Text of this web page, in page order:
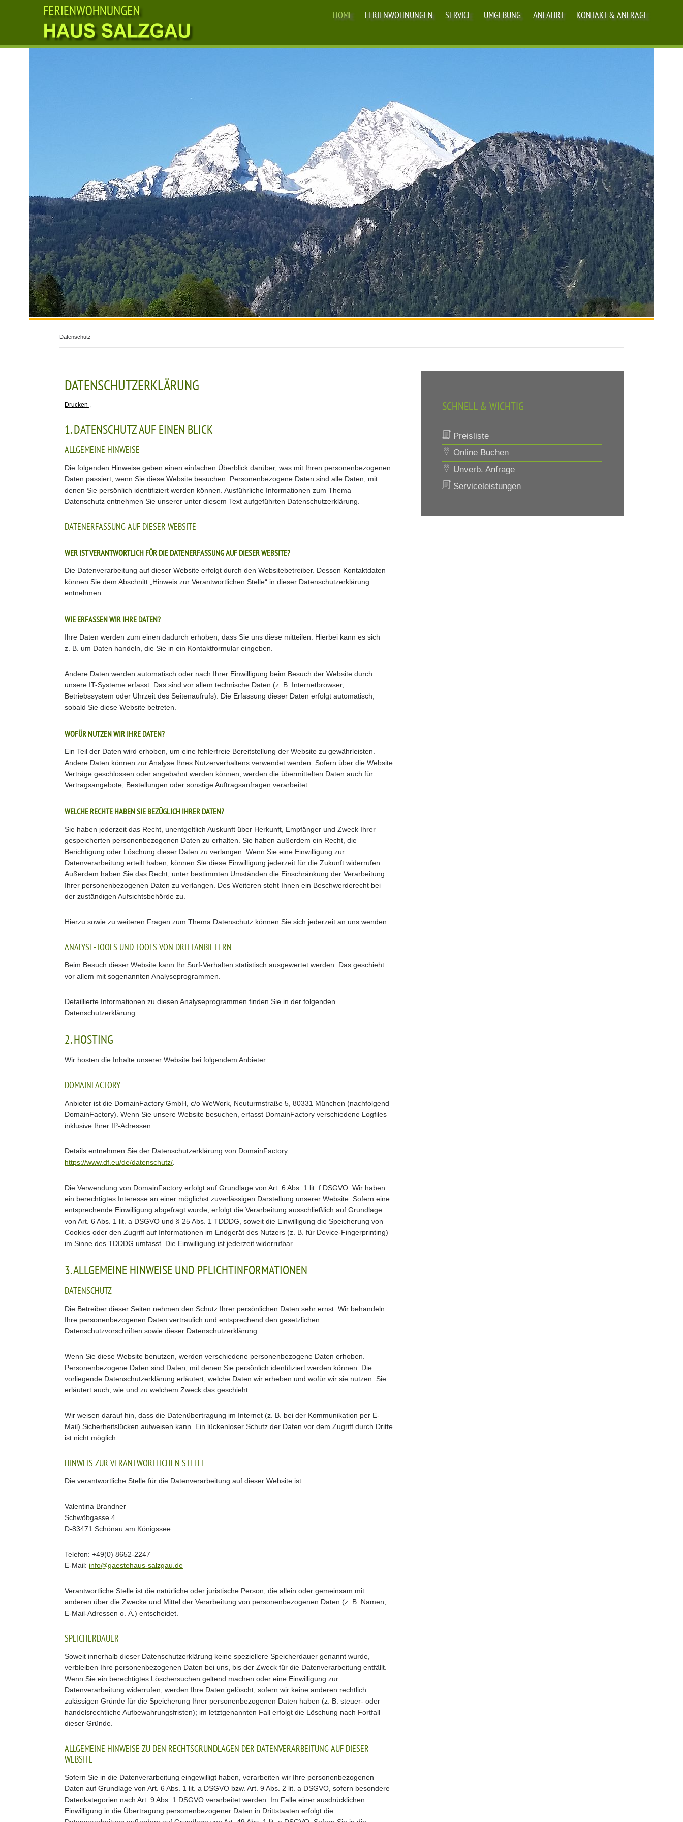
HOME FERIENWOHNUNGEN SERVICE UMGEBUNG ANFAHRT KONTAKT & ANFRAGE
Datenschutz
DATENSCHUTZERKLÄRUNG
Drucken ,
1. DATENSCHUTZ AUF EINEN BLICK
ALLGEMEINE HINWEISE
Die folgenden Hinweise geben einen einfachen Überblick darüber, was mit Ihren personenbezogenen
Daten passiert, wenn Sie diese Website besuchen. Personenbezogene Daten sind alle Daten, mit
denen Sie persönlich identifiziert werden können. Ausführliche Informationen zum Thema
Datenschutz entnehmen Sie unserer unter diesem Text aufgeführten Datenschutzerklärung.
DATENERFASSUNG AUF DIESER WEBSITE
WER IST VERANTWORTLICH FÜR DIE DATENERFASSUNG AUF DIESER WEBSITE?
Die Datenverarbeitung auf dieser Website erfolgt durch den Websitebetreiber. Dessen Kontaktdaten
können Sie dem Abschnitt „Hinweis zur Verantwortlichen Stelle“ in dieser Datenschutzerklärung
entnehmen.
WIE ERFASSEN WIR IHRE DATEN?
Ihre Daten werden zum einen dadurch erhoben, dass Sie uns diese mitteilen. Hierbei kann es sich
z. B. um Daten handeln, die Sie in ein Kontaktformular eingeben.
Andere Daten werden automatisch oder nach Ihrer Einwilligung beim Besuch der Website durch
unsere IT-Systeme erfasst. Das sind vor allem technische Daten (z. B. Internetbrowser,
Betriebssystem oder Uhrzeit des Seitenaufrufs). Die Erfassung dieser Daten erfolgt automatisch,
sobald Sie diese Website betreten.
WOFÜR NUTZEN WIR IHRE DATEN?
Ein Teil der Daten wird erhoben, um eine fehlerfreie Bereitstellung der Website zu gewährleisten.
Andere Daten können zur Analyse Ihres Nutzerverhaltens verwendet werden. Sofern über die Website
Verträge geschlossen oder angebahnt werden können, werden die übermittelten Daten auch für
Vertragsangebote, Bestellungen oder sonstige Auftragsanfragen verarbeitet.
WELCHE RECHTE HABEN SIE BEZÜGLICH IHRER DATEN?
Sie haben jederzeit das Recht, unentgeltlich Auskunft über Herkunft, Empfänger und Zweck Ihrer
gespeicherten personenbezogenen Daten zu erhalten. Sie haben außerdem ein Recht, die
Berichtigung oder Löschung dieser Daten zu verlangen. Wenn Sie eine Einwilligung zur
Datenverarbeitung erteilt haben, können Sie diese Einwilligung jederzeit für die Zukunft widerrufen.
Außerdem haben Sie das Recht, unter bestimmten Umständen die Einschränkung der Verarbeitung
Ihrer personenbezogenen Daten zu verlangen. Des Weiteren steht Ihnen ein Beschwerderecht bei
der zuständigen Aufsichtsbehörde zu.
Hierzu sowie zu weiteren Fragen zum Thema Datenschutz können Sie sich jederzeit an uns wenden.
ANALYSE-TOOLS UND TOOLS VON DRITT­ANBIETERN
Beim Besuch dieser Website kann Ihr Surf-Verhalten statistisch ausgewertet werden. Das geschieht
vor allem mit sogenannten Analyseprogrammen.
Detaillierte Informationen zu diesen Analyseprogrammen finden Sie in der folgenden
Datenschutzerklärung.
2. HOSTING
Wir hosten die Inhalte unserer Website bei folgendem Anbieter:
DOMAINFACTORY
Anbieter ist die DomainFactory GmbH, c/o WeWork, Neuturmstraße 5, 80331 München (nachfolgend
DomainFactory). Wenn Sie unsere Website besuchen, erfasst DomainFactory verschiedene Logfiles
inklusive Ihrer IP-Adressen.
Details entnehmen Sie der Datenschutzerklärung von DomainFactory:
https://www.df.eu/de/datenschutz/
Die Verwendung von DomainFactory erfolgt auf Grundlage von Art. 6 Abs. 1 lit. f DSGVO. Wir haben
ein berechtigtes Interesse an einer möglichst zuverlässigen Darstellung unserer Website. Sofern eine
entsprechende Einwilligung abgefragt wurde, erfolgt die Verarbeitung ausschließlich auf Grundlage
von Art. 6 Abs. 1 lit. a DSGVO und § 25 Abs. 1 TDDDG, soweit die Einwilligung die Speicherung von
Cookies oder den Zugriff auf Informationen im Endgerät des Nutzers (z. B. für Device-Fingerprinting)
im Sinne des TDDDG umfasst. Die Einwilligung ist jederzeit widerrufbar.
3. ALLGEMEINE HINWEISE UND PFLICHT­INFORMATIONEN
DATENSCHUTZ
Die Betreiber dieser Seiten nehmen den Schutz Ihrer persönlichen Daten sehr ernst. Wir behandeln
Ihre personenbezogenen Daten vertraulich und entsprechend den gesetzlichen
Datenschutzvorschriften sowie dieser Datenschutzerklärung.
Wenn Sie diese Website benutzen, werden verschiedene personenbezogene Daten erhoben.
Personenbezogene Daten sind Daten, mit denen Sie persönlich identifiziert werden können. Die
vorliegende Datenschutzerklärung erläutert, welche Daten wir erheben und wofür wir sie nutzen. Sie
erläutert auch, wie und zu welchem Zweck das geschieht.
Wir weisen darauf hin, dass die Datenübertragung im Internet (z. B. bei der Kommunikation per E-
Mail) Sicherheitslücken aufweisen kann. Ein lückenloser Schutz der Daten vor dem Zugriff durch Dritte
ist nicht möglich.
HINWEIS ZUR VERANTWORTLICHEN STELLE
Die verantwortliche Stelle für die Datenverarbeitung auf dieser Website ist:
Valentina Brandner
Schwöbgasse 4
D-83471 Schönau am Königssee
Telefon: +49(0) 8652-2247
E-Mail: info@gaestehaus-salzgau.de
Verantwortliche Stelle ist die natürliche oder juristische Person, die allein oder gemeinsam mit
anderen über die Zwecke und Mittel der Verarbeitung von personenbezogenen Daten (z. B. Namen,
E-Mail-Adressen o. Ä.) entscheidet.
SPEICHERDAUER
Soweit innerhalb dieser Datenschutzerklärung keine speziellere Speicherdauer genannt wurde,
verbleiben Ihre personenbezogenen Daten bei uns, bis der Zweck für die Datenverarbeitung entfällt.
Wenn Sie ein berechtigtes Löschersuchen geltend machen oder eine Einwilligung zur
Datenverarbeitung widerrufen, werden Ihre Daten gelöscht, sofern wir keine anderen rechtlich
zulässigen Gründe für die Speicherung Ihrer personenbezogenen Daten haben (z. B. steuer- oder
handelsrechtliche Aufbewahrungsfristen); im letztgenannten Fall erfolgt die Löschung nach Fortfall
dieser Gründe.
ALLGEMEINE HINWEISE ZU DEN RECHTSGRUNDLAGEN DER DATENVERARBEITUNG AUF DIESER
WEBSITE
Sofern Sie in die Datenverarbeitung eingewilligt haben, verarbeiten wir Ihre personenbezogenen
Daten auf Grundlage von Art. 6 Abs. 1 lit. a DSGVO bzw. Art. 9 Abs. 2 lit. a DSGVO, sofern besondere
Datenkategorien nach Art. 9 Abs. 1 DSGVO verarbeitet werden. Im Falle einer ausdrücklichen
Einwilligung in die Übertragung personenbezogener Daten in Drittstaaten erfolgt die
SCHNELL & WICHTIG
Preisliste
Online Buchen
Unverb. Anfrage
Serviceleistungen